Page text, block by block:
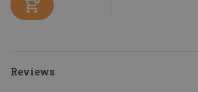
Reviews